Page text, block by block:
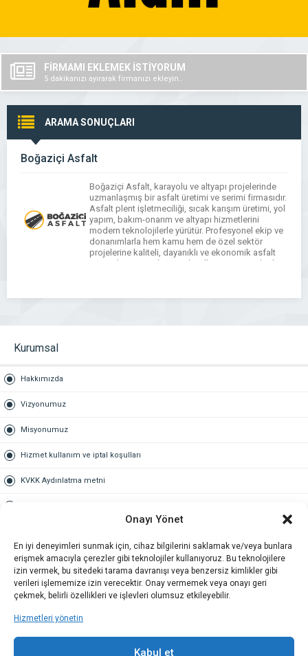
Onayı Yönet
En iyi deneyimleri sunmak için, cihaz bilgilerini saklamak ve/veya bunlara
erişmek amacıyla çerezler gibi teknolojiler kullanıyoruz. Bu teknolojilere
izin vermek, bu sitedeki tarama davranışı veya benzersiz kimlikler gibi
verileri işlememize izin verecektir. Onay vermemek veya onayı geri
çekmek, belirli özellikleri ve işlevleri olumsuz etkileyebilir.
Hizmetleri yönetin
Kabul et
FİRMAMI EKLEMEK İSTİYORUM
5 dakikanızı ayırarak firmanızı ekleyin..
ARAMA SONUÇLARI
Boğaziçi Asfalt
Boğaziçi Asfalt, karayolu ve altyapı projelerinde
uzmanlaşmış bir asfalt üretimi ve serimi firmasıdır.
Asfalt plent işletmeciliği, sıcak karışım üretimi, yol
yapım, bakım-onarım ve altyapı hizmetlerini
modern teknolojilerle yürütür. Profesyonel ekip ve
donanımlarla hem kamu hem de özel sektör
projelerine kaliteli, dayanıklı ve ekonomik asfalt
çözümleri sunarak güvenli yolların inşasına katkı
Kurumsal
Hakkımızda
Vizyonumuz
Misyonumuz
Hizmet kullanım ve iptal koşulları
KVKK Aydınlatma metni
Gold üyelik nedir
Kariyer
İş Başvuru Formu